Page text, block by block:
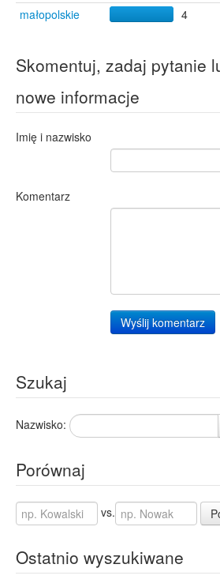
małopolskie
4
Skomentuj, zadaj pytanie
nowe informacje
Imię i nazwisko
Komentarz
Wyślij komentarz
Szukaj
Nazwisko:
Porównaj
vs.
Ostatnio wyszukiwane